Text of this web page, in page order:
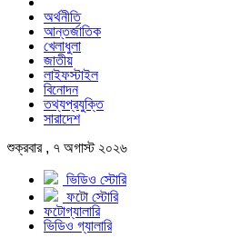
অর্থনীতি
আন্তর্জাতিক
খেলাধুলা
জাতীয়
লাইফস্টাইল
বিনোদন
তথ্যপ্রযুক্তি
সারাদেশ
শুক্রবার , ৭ অগাস্ট ২০২৬
ভিডিও স্টোরি
ফটো স্টোরি
ফটোগ্যালারি
ভিডিও গ্যালারি